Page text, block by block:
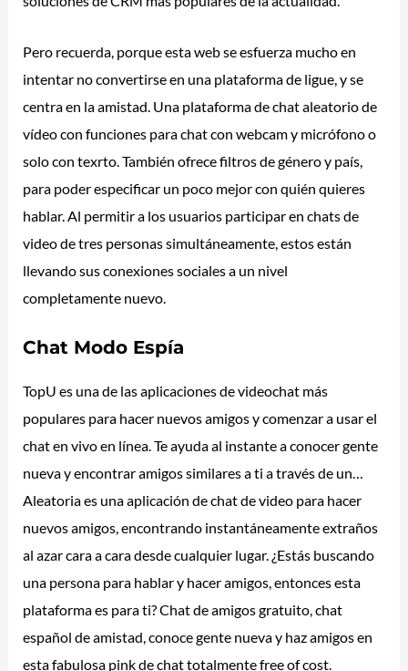
Pero recuerda, porque esta web se esfuerza mucho en
intentar no convertirse en una plataforma de ligue, y se
centra en la amistad. Una plataforma de chat aleatorio de
vídeo con funciones para chat con webcam y micrófono o
solo con texrto. También ofrece filtros de género y país,
para poder especificar un poco mejor con quién quieres
hablar. Al permitir a los usuarios participar en chats de
video de tres personas simultáneamente, estos están
llevando sus conexiones sociales a un nivel
completamente nuevo.
Chat Modo Espía
TopU es una de las aplicaciones de videochat más
populares para hacer nuevos amigos y comenzar a usar el
chat en vivo en línea. Te ayuda al instante a conocer gente
nueva y encontrar amigos similares a ti a través de un…
Aleatoria es una aplicación de chat de video para hacer
nuevos amigos, encontrando instantáneamente extraños
al azar cara a cara desde cualquier lugar. ¿Estás buscando
una persona para hablar y hacer amigos, entonces esta
plataforma es para ti? Chat de amigos gratuito, chat
español de amistad, conoce gente nueva y haz amigos en
esta fabulosa pink de chat totalmente free of cost.